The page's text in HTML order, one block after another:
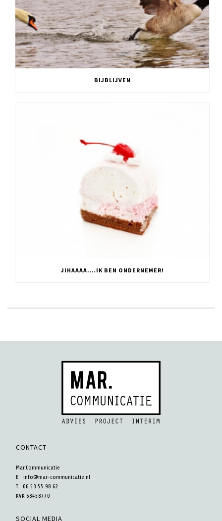
BIJBLIJVEN
JIHAAAA….IK BEN ONDERNEMER!
CONTACT
Mar.Communicatie
Einfo@mar-communicatie.nl
T 06 53 55 98 62
KVK 68458770
SOCIAL MEDIA